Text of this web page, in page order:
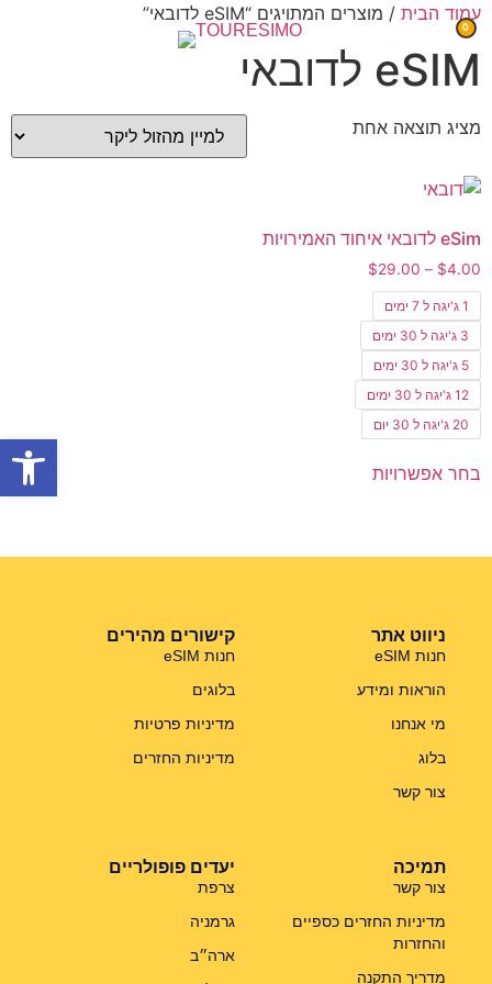
0
עמוד הבית / מוצרים המתויגים “eSIM לדובאי”
eSIM לדובאי
מציג תוצאה אחת
eSim לדובאי איחוד האמירויות
$4.00
–
$29.00
1 ג'יגה ל 7 ימים
3 ג'יגה ל 30 ימים
5 ג'יגה ל 30 ימים
12 ג'יגה ל 30 ימים
20 ג'יגה ל 30 יום
בחר אפשרויות
ניווט אתר
חנות eSIM
הוראות ומידע
מי אנחנו
בלוג
צור קשר
קישורים מהירים
חנות eSIM
בלוגים
מדיניות פרטיות
מדיניות החזרים
תמיכה
צור קשר
מדיניות החזרים כספיים
והחזרות
מדריך התקנה
יעדים פופולריים
צרפת
גרמניה
ארה״ב